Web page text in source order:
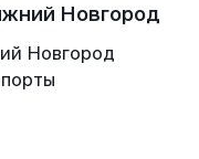
Новгород
Новгород